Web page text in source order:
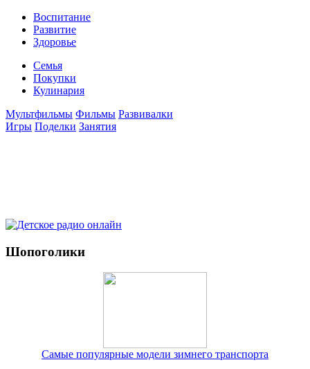
Воспитание
Развитие
Здоровье
Семья
Покупки
Кулинария
Мультфильмы Фильмы Развивалки
Игры Поделки Занятия
Шопоголики
Самые популярные модели зимнего транспорта